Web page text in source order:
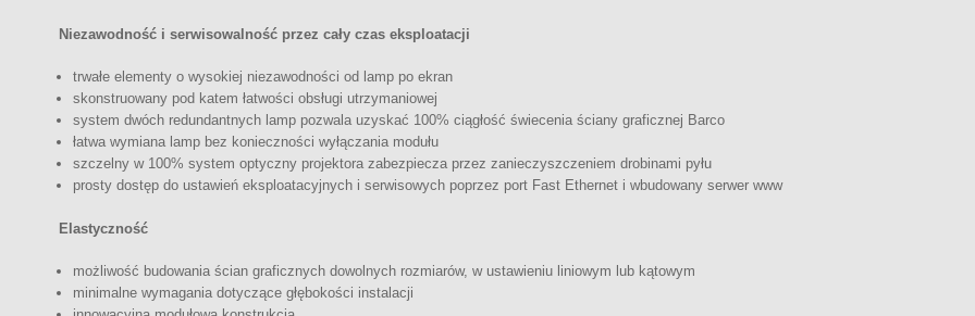
Niezawodność i serwisowalność przez cały czas eksploatacji
trwałe elementy o wysokiej niezawodności od lamp po ekran
skonstruowany pod katem łatwości obsługi utrzymaniowej
system dwóch redundantnych lamp pozwala uzyskać 100% ciągłość świecenia ściany graficznej Barco
łatwa wymiana lamp bez konieczności wyłączania modułu
szczelny w 100% system optyczny projektora zabezpiecza przez zanieczyszczeniem drobinami pyłu
prosty dostęp do ustawień eksploatacyjnych i serwisowych poprzez port Fast Ethernet i wbudowany serwer www
Elastyczność
możliwość budowania ścian graficznych dowolnych rozmiarów, w ustawieniu liniowym lub kątowym
minimalne wymagania dotyczące głębokości instalacji